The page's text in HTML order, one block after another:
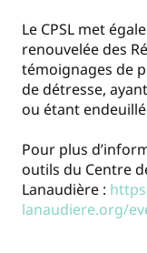
Le CPSL met
renouvelée des
témoignages de
de détresse,
ou étant
Pour plus
outils du Centre
Lanaudière :
lanaudiere.org/